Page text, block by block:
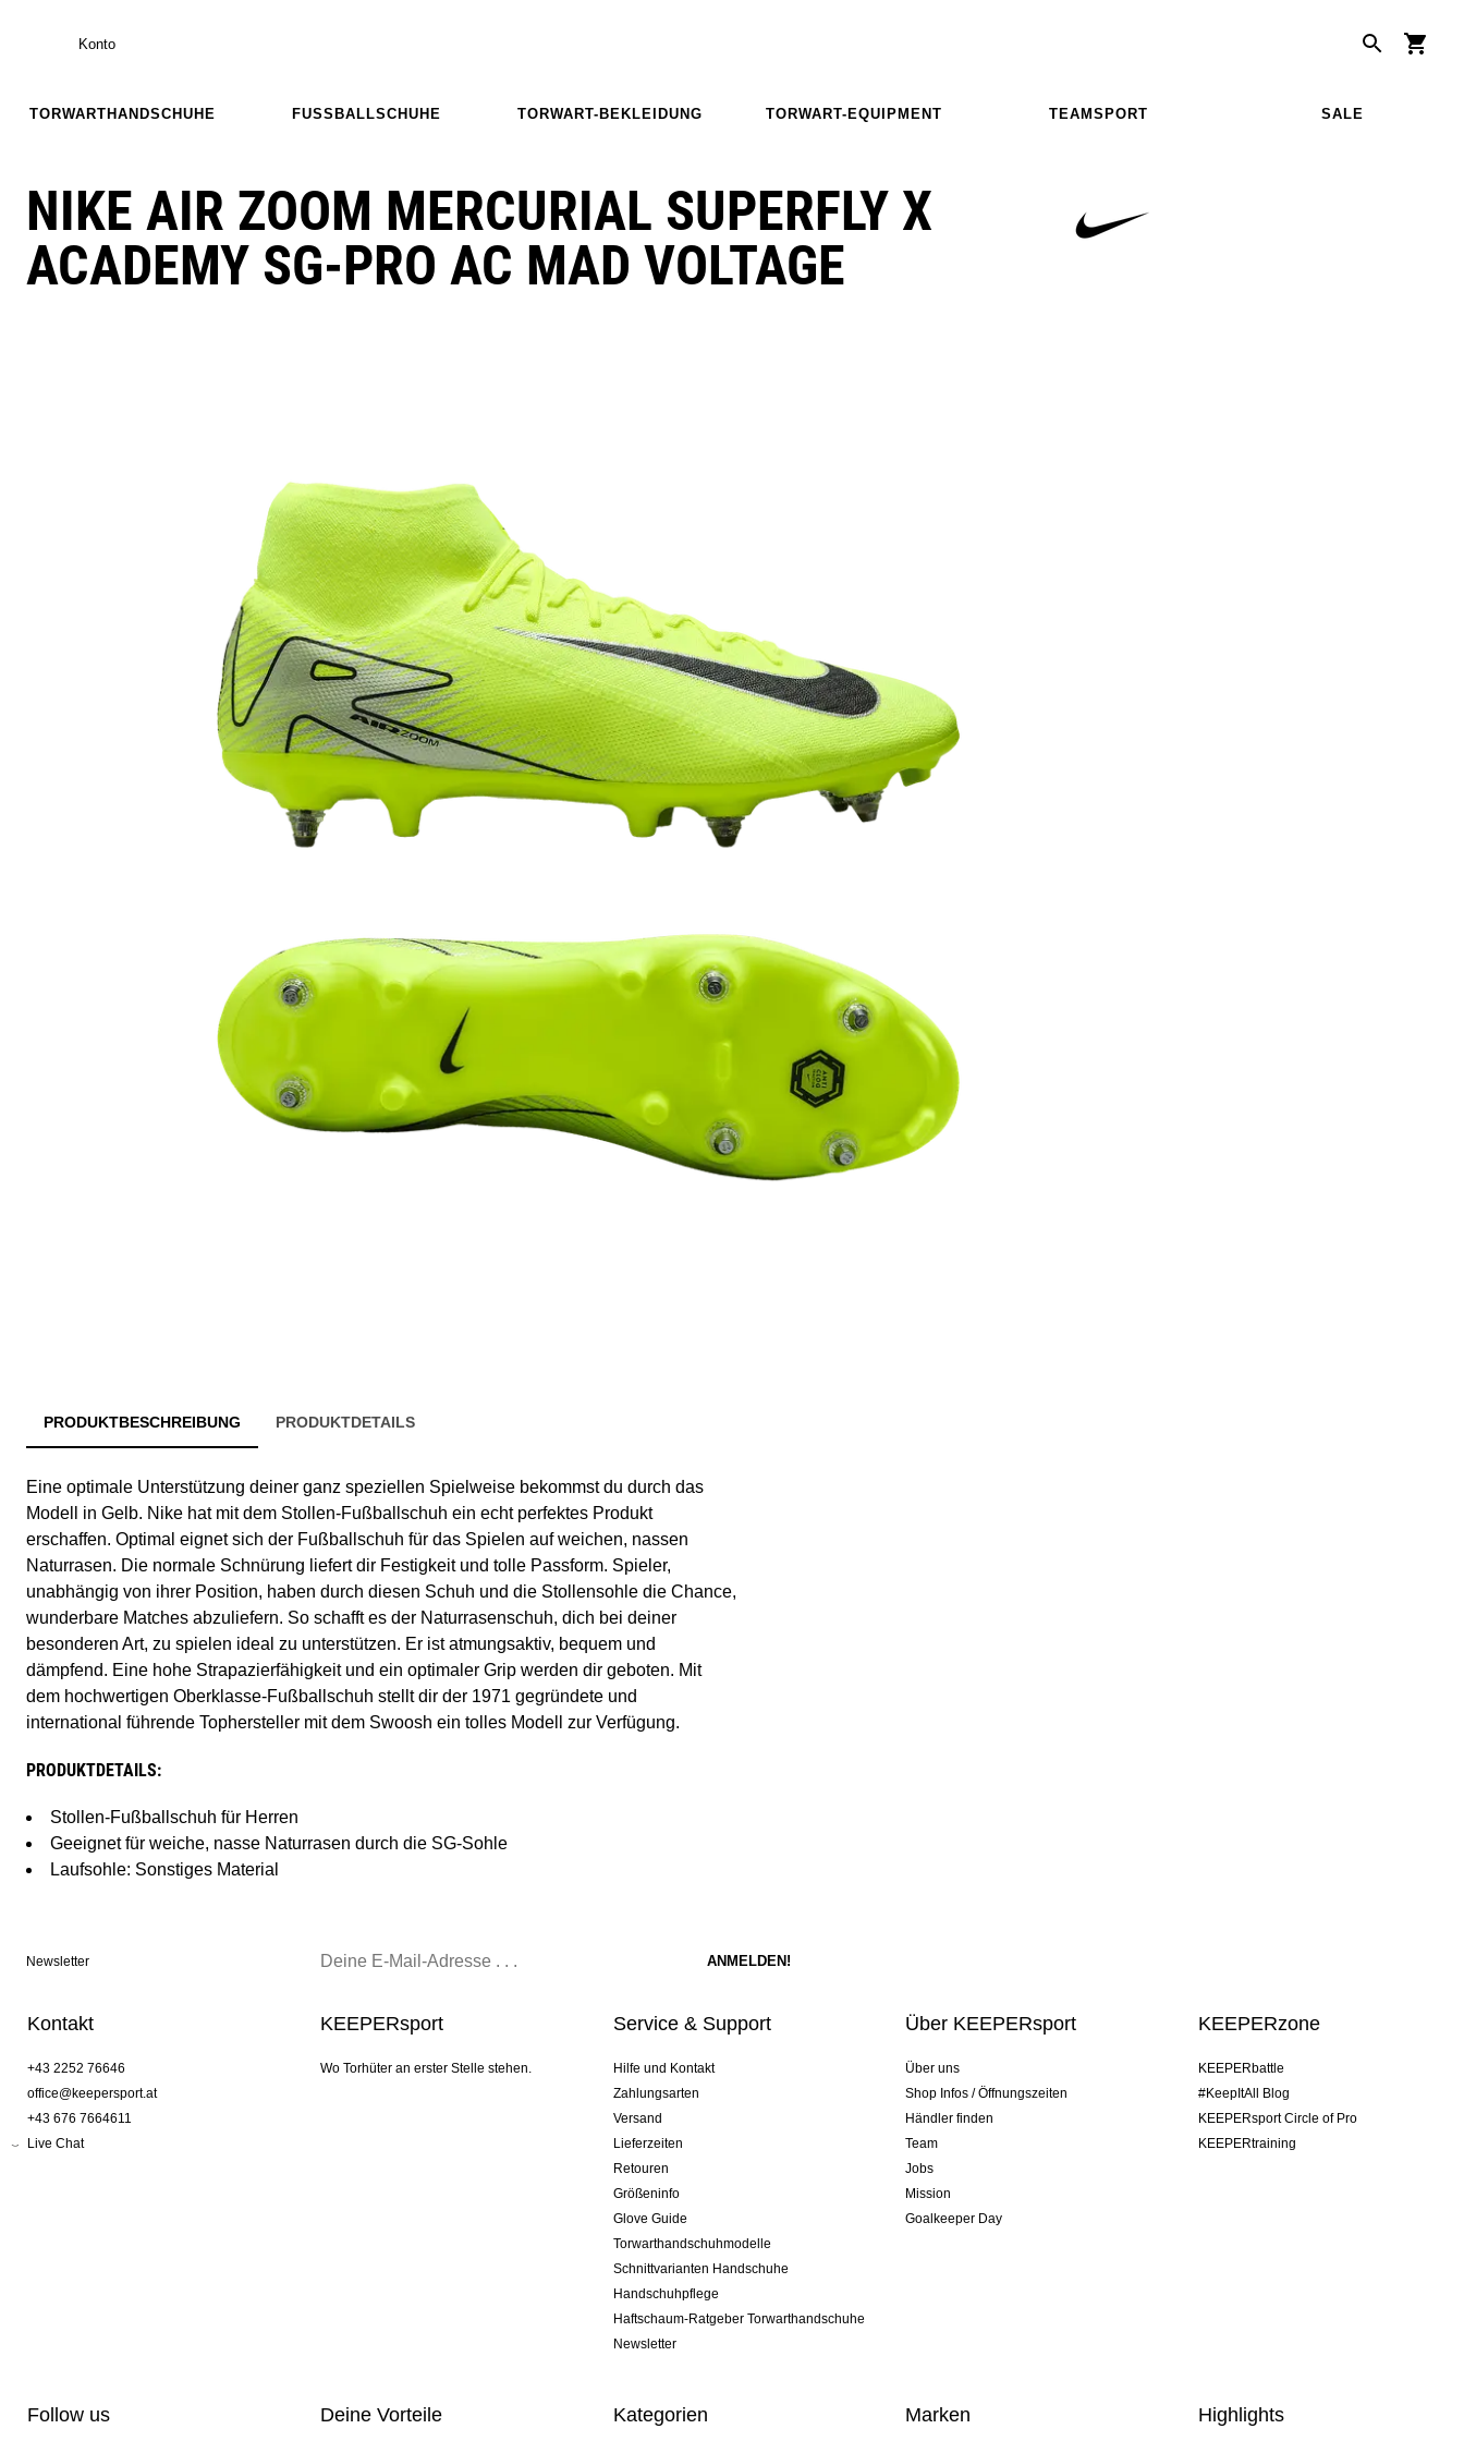
Konto
TORWARTHANDSCHUHE FUSSBALLSCHUHE TORWART-BEKLEIDUNG TORWART-EQUIPMENT TEAMSPORT SALE
NIKE AIR ZOOM MERCURIAL SUPERFLY X
ACADEMY SG-PRO AC MAD VOLTAGE
PRODUKTBESCHREIBUNG PRODUKTDETAILS
Eine optimale Unterstützung deiner ganz speziellen Spielweise bekommst du durch das
Modell in Gelb. Nike hat mit dem Stollen-Fußballschuh ein echt perfektes Produkt
erschaffen. Optimal eignet sich der Fußballschuh für das Spielen auf weichen, nassen
Naturrasen. Die normale Schnürung liefert dir Festigkeit und tolle Passform. Spieler,
unabhängig von ihrer Position, haben durch diesen Schuh und die Stollensohle die Chance,
wunderbare Matches abzuliefern. So schafft es der Naturrasenschuh, dich bei deiner
besonderen Art, zu spielen ideal zu unterstützen. Er ist atmungsaktiv, bequem und
dämpfend. Eine hohe Strapazierfähigkeit und ein optimaler Grip werden dir geboten. Mit
dem hochwertigen Oberklasse-Fußballschuh stellt dir der 1971 gegründete und
international führende Tophersteller mit dem Swoosh ein tolles Modell zur Verfügung.
PRODUKTDETAILS:
Stollen-Fußballschuh für Herren
Geeignet für weiche, nasse Naturrasen durch die SG-Sohle
Laufsohle: Sonstiges Material
Newsletter
Kontakt
+43 2252 76646
office@keepersport.at
+43 676 7664611
Live Chat
KEEPERsport
Wo Torhüter an erster Stelle stehen.
Service & Support
Hilfe und Kontakt
Zahlungsarten
Versand
Lieferzeiten
Retouren
Größeninfo
Glove Guide
Torwarthandschuhmodelle
Schnittvarianten Handschuhe
Handschuhpflege
Haftschaum-Ratgeber Torwarthandschuhe
Newsletter
Über KEEPERsport
Über uns
Shop Infos / Öffnungszeiten
Händler finden
Team
Jobs
Mission
Goalkeeper Day
KEEPERzone
KEEPERbattle
#KeepItAll Blog
KEEPERsport Circle of Pro
KEEPERtraining
Follow us Deine Vorteile Kategorien Marken Highlights